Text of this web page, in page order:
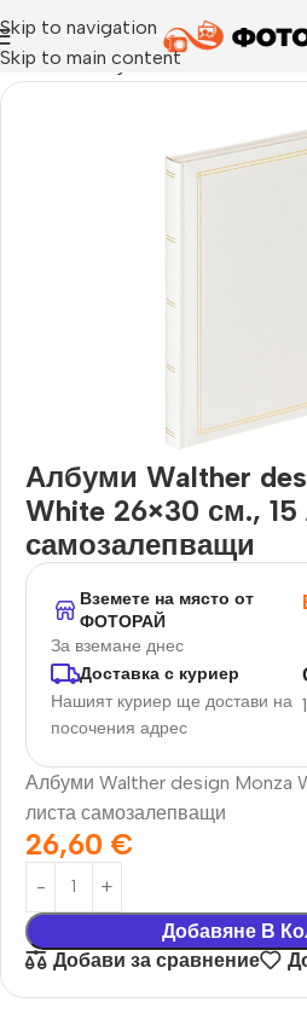
Skip to navigation
Skip to main content
Начало›Албум за залепване на
Албуми Walther
White 26×30 см., 15
самозалепващи
Вземете на място от
ФОТОРАЙ
За вземане днес
Доставка с куриер
Нашият куриер ще достави на
посочения адрес
Албуми Walther design Monza
листа самозалепващи
26,60 €
Добавяне В
Добави за сравнение